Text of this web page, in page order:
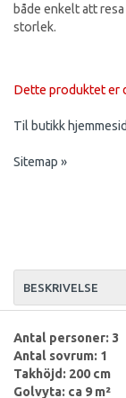
både enkelt att
storlek.
Dette produktet er
Til butikk
Sitemap »
BESKRIVELSE
Antal personer: 3
Antal sovrum: 1
Takhöjd: 200 cm
Golvyta: ca 9 m²